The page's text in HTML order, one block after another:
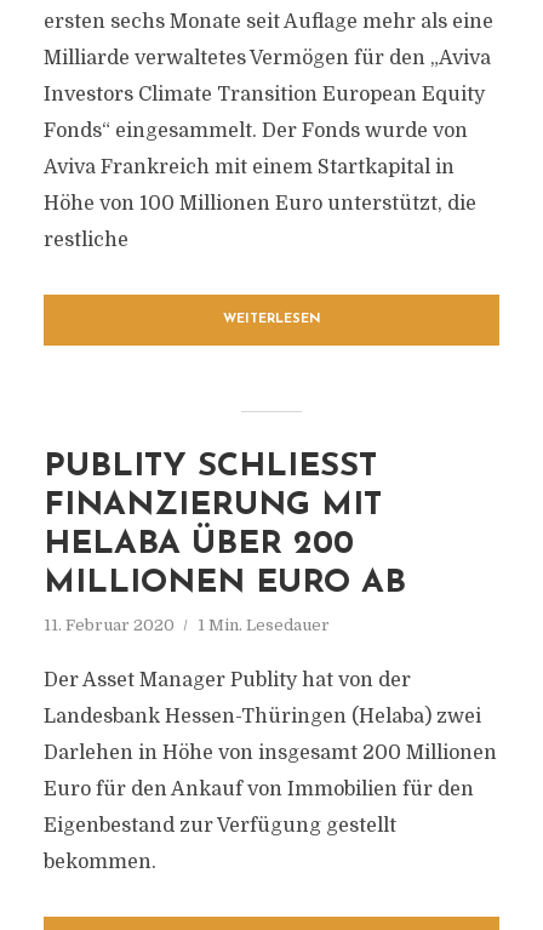
ersten sechs Monate seit Auflage mehr als eine
Milliarde verwaltetes Vermögen für den „Aviva
Investors Climate Transition European Equity
Fonds“ eingesammelt. Der Fonds wurde von
Aviva Frankreich mit einem Startkapital in
Höhe von 100 Millionen Euro unterstützt, die
restliche
WEITERLESEN
PUBLITY SCHLIESST F
INANZIERUNG MIT H
ELABA ÜBER 200 M
ILLIONEN EURO AB
11. Februar 2020 1 Min. Lesedauer
Der Asset Manager Publity hat von der
Landesbank Hessen-Thüringen (Helaba) zwei
Darlehen in Höhe von insgesamt 200 Millionen
Euro für den Ankauf von Immobilien für den
Eigenbestand zur Verfügung gestellt
bekommen.